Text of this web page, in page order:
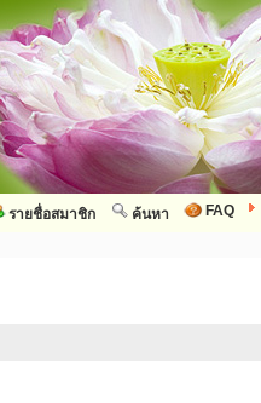
FAQ
ค้นหา
รายชื่อสมาชิก